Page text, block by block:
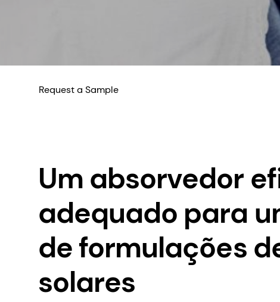
Request a Sample
Um absorvedor
adequado para
de formulações
solares